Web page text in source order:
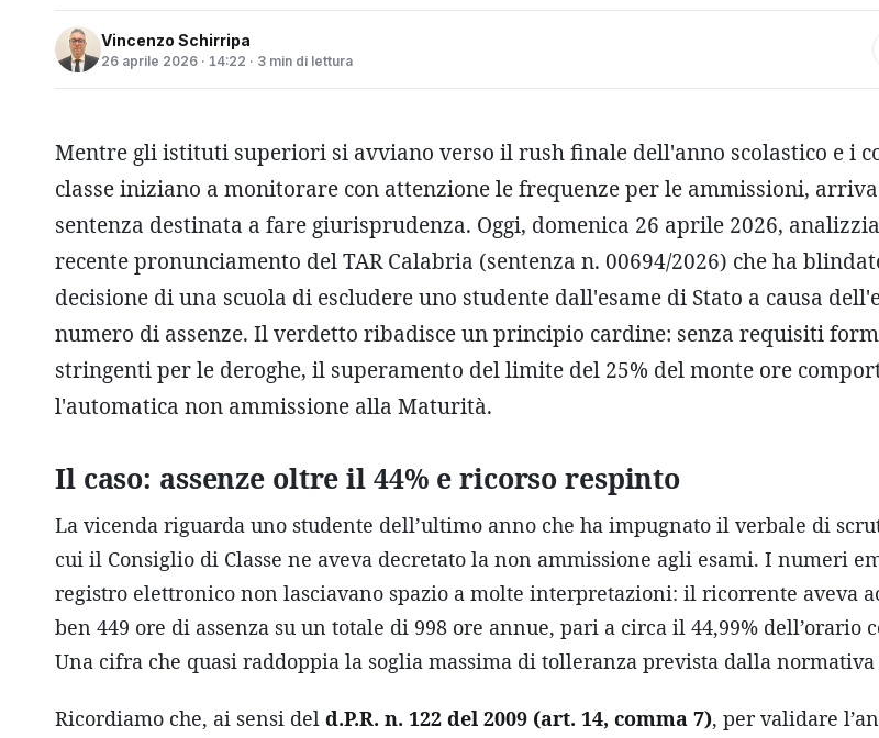
Vincenzo Schirripa
26 aprile 2026 · 14:22 · 3 min di lettura
Mentre gli istituti superiori si avviano verso il rush finale dell'anno scolastico e i
classe iniziano a monitorare con attenzione le frequenze per le ammissioni,
sentenza destinata a fare giurisprudenza. Oggi, domenica 26 aprile 2026,
recente pronunciamento del TAR Calabria (sentenza n. 00694/2026) che ha
decisione di una scuola di escludere uno studente dall'esame di Stato a causa
numero di assenze. Il verdetto ribadisce un principio cardine: senza requisiti
stringenti per le deroghe, il superamento del limite del 25% del monte ore
l'automatica non ammissione alla Maturità.
Il caso: assenze oltre il 44% e ricorso respinto
La vicenda riguarda uno studente dell’ultimo anno che ha impugnato il verbale di
cui il Consiglio di Classe ne aveva decretato la non ammissione agli esami. I numeri
registro elettronico non lasciavano spazio a molte interpretazioni: il ricorrente aveva
ben 449 ore di assenza su un totale di 998 ore annue, pari a circa il 44,99% dell’orario
Una cifra che quasi raddoppia la soglia massima di tolleranza prevista dalla
Ricordiamo che, ai sensi del d.P.R. n. 122 del 2009 (art. 14, comma 7), per validare